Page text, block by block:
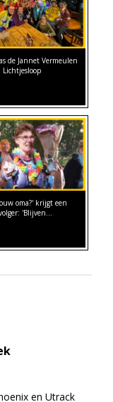
de Jannet Vermeulen
Lichtjesloop
oma?' krijgt een
'Blijven…
en Utrack